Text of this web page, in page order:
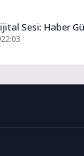
Sesi: Haber
22:03